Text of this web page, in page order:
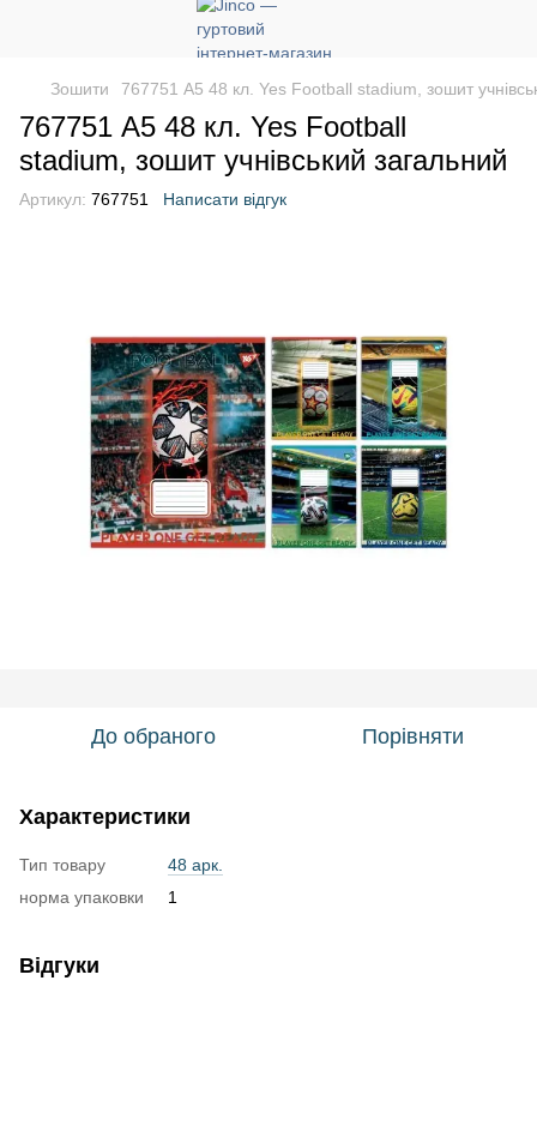
Зошити 767751 А5 48 кл. Yes Football stadium, зошит
767751 А5 48 кл. Yes Football
stadium, зошит учнівський загальний
Артикул: 767751 Написати відгук
До обраного Порівняти
Характеристики
Тип товару
48 арк.
норма упаковки
1
Відгуки